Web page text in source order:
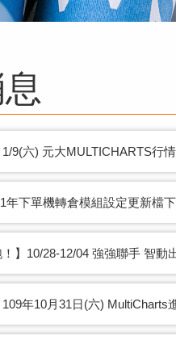
1/9(六) 元大MULTICHARTS行
年下單機轉倉模組設定更新檔
！】10/28-12/04 強強聯手 智動
109年10月31日(六)